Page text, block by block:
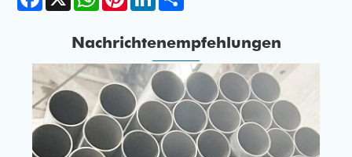
Nachrichtenempfehlungen